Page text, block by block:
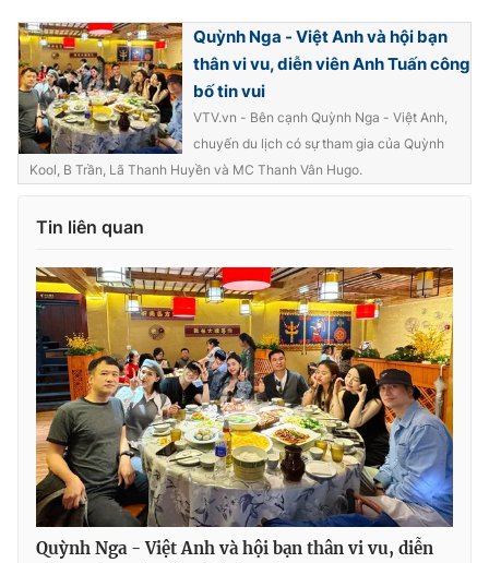
Quỳnh Nga - Việt Anh và hội bạn
thân vi vu, diễn viên Anh Tuấn công
bố tin vui
VTV.vn - Bên cạnh Quỳnh Nga - Việt Anh,
chuyến du lịch có sự tham gia của Quỳnh
Kool, B Trần, Lã Thanh Huyền và MC Thanh Vân Hugo.
Tin liên quan
Quỳnh Nga - Việt Anh và hội bạn thân vi vu, diễn